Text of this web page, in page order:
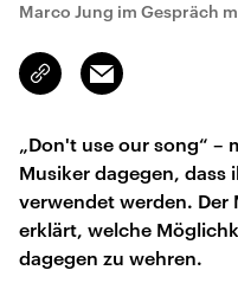
Marco Jung im Gespräch
Link
kopieren/teilen
Email
„Don't use our song“ –
Musiker dagegen, dass
verwendet werden. Der
erklärt, welche
dagegen zu wehren.